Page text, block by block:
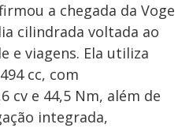
a chegada da Voge
cilindrada voltada ao
e viagens. Ela utiliza
cc, com
cv e 44,5 Nm, além de
integrada,